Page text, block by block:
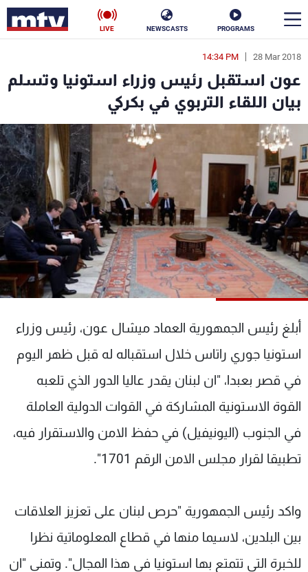
PROGRAMS
NEWSCASTS
LIVE
28 Mar 2018
14:34 PM
عون استقبل رئيس وزراء استونيا وتسلم
بيان اللقاء التربوي في بكركي
أبلغ رئيس الجمهورية العماد ميشال عون، رئيس وزراء
استونيا جوري راتاس خلال استقباله له قبل ظهر اليوم
في قصر بعبدا، "ان لبنان يقدر عاليا الدور الذي تلعبه
القوة الاستونية المشاركة في القوات الدولية العاملة
في الجنوب (اليونيفيل) في حفظ الامن والاستقرار فيه،
تطبيقا لقرار مجلس الامن الرقم 1701".
واكد رئيس الجمهورية "حرص لبنان على تعزيز العلاقات
بين البلدين، لاسيما منها في قطاع المعلوماتية نظرا
للخبرة التي تتمتع بها استونيا في هذا المجال". وتمنى "ان
en
الأخبار
سياسة ناس
إقتصاد فن
منوعات رياضة
كأس العالم
البرامج
جدول البرامج
شاهد البرامج
الترددات
عن MTV
الإنـتـاج
لاعلاناتكم
وظائف
تواصل معنا
شروط الإسـتخدام
سياسة الخصوصية